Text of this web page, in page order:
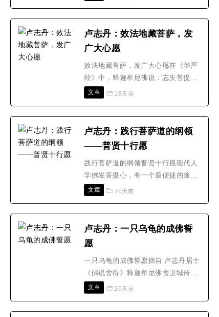
关心一切众生的生死荣辱、忧悲苦
体大悲。在我们凡人的人生实践中，
就是不单对自己有关系、认..
卢志丹：效法地藏菩萨，发
广大心愿
效法地藏菩萨，发广大心愿在《华严
经》中，释迦牟尼佛说：忘失菩提
心，修诸善法，是为魔业。忘失了利
的修种种善法，也只是造作魔鬼的事
经》记载：释迦牟尼佛那时在叨利天
宫说法，他对听法的菩萨和天..
文章 18天前
卢志丹：践行菩萨道的纲领
——普贤十行愿
践行菩萨道的纲领普贤十行愿现代人
学佛发菩提心，有一个最便捷的途
径，就是向普贤菩萨学习，以《普贤
国佛教信仰中更被奉为四大菩萨(文殊
萨)之一。普贤菩萨是大乘佛教行愿的
象征，是实践菩萨道的行为..
文章 20天前
卢志丹：一只乌龟的成佛誓
愿
一只乌龟的成佛誓愿摘自 卢志丹居士
《佛说舍得》释迦牟尼佛舍卫城传法
时，有阿若憍陈如等五比丘得到了罗
文章 20天前